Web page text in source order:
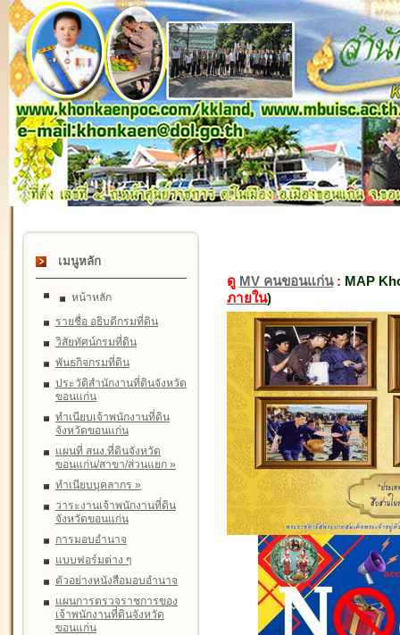
เมนูหลัก
หน้าหลัก
รายชื่อ อธิบดีกรมที่ดิน
วิสัยทัศน์กรมที่ดิน
พันธกิจกรมที่ดิน
ประวัติสำนักงานที่ดินจังหวัด
ขอนแก่น
ทำเนียบเจ้าพนักงานที่ดิน
จังหวัดขอนแก่น
แผนที่ สนง.ที่ดินจังหวัด
ขอนแก่น/สาขา/ส่วนแยก »
ทำเนียบบุคลากร »
วาระงานเจ้าพนักงานที่ดิน
จังหวัดขอนแก่น
การมอบอำนาจ
แบบฟอร์มต่าง ๆ
ตัวอย่างหนังสือมอบอำนาจ
แผนการตรวจราชการของ
เจ้าพนักงานที่ดินจังหวัด
ขอนแก่น
ดู MV คนขอนแก่น: MAP
ภายใน)